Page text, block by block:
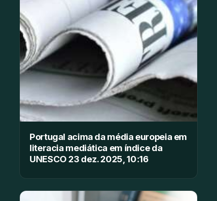
Portugal acima da média europeia em
literacia mediática em índice da
UNESCO 23 dez. 2025, 10:16